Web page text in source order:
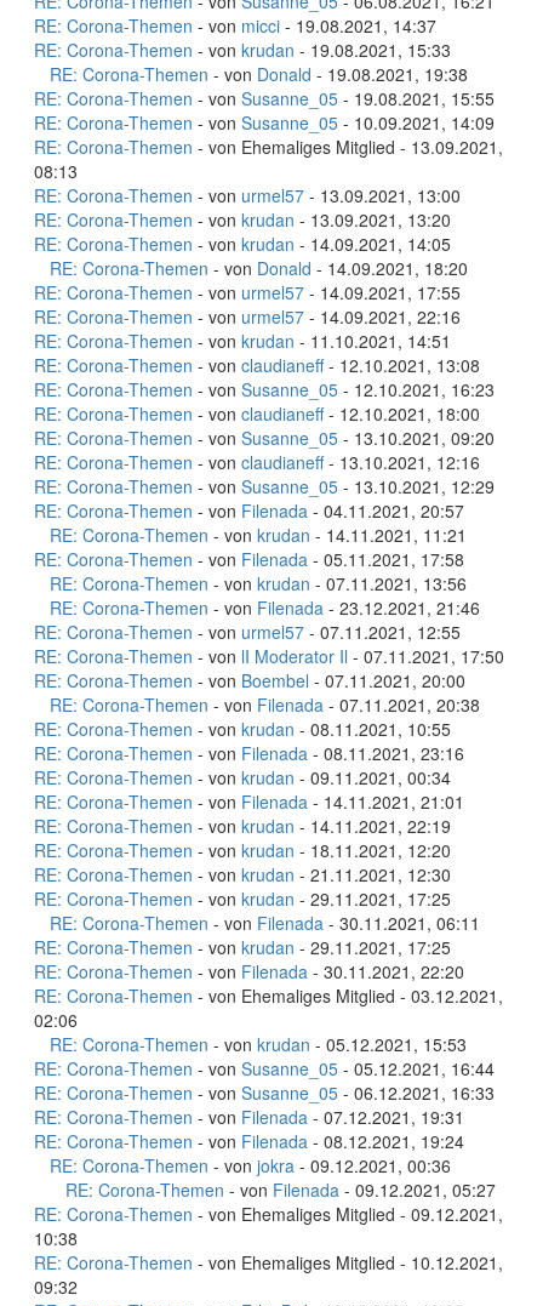
RE: Corona-Themen - von micci - 19.08.2021, 14:37
RE: Corona-Themen - von krudan - 19.08.2021, 15:33
RE: Corona-Themen - von Donald - 19.08.2021, 19:38
RE: Corona-Themen - von Susanne_05 - 19.08.2021, 15:55
RE: Corona-Themen - von Susanne_05 - 10.09.2021, 14:09
RE: Corona-Themen - von Ehemaliges Mitglied - 13.09.2021,
08:13
RE: Corona-Themen - von urmel57 - 13.09.2021, 13:00
RE: Corona-Themen - von krudan - 13.09.2021, 13:20
RE: Corona-Themen - von krudan - 14.09.2021, 14:05
RE: Corona-Themen - von Donald - 14.09.2021, 18:20
RE: Corona-Themen - von urmel57 - 14.09.2021, 17:55
RE: Corona-Themen - von urmel57 - 14.09.2021, 22:16
RE: Corona-Themen - von krudan - 11.10.2021, 14:51
RE: Corona-Themen - von claudianeff- 12.10.2021, 13:08
RE: Corona-Themen - von Susanne_05 - 12.10.2021, 16:23
RE: Corona-Themen - von claudianeff- 12.10.2021, 18:00
RE: Corona-Themen - von Susanne_05 - 13.10.2021, 09:20
RE: Corona-Themen - von claudianeff- 13.10.2021, 12:16
RE: Corona-Themen - von Susanne_05 - 13.10.2021, 12:29
RE: Corona-Themen - von Filenada - 04.11.2021, 20:57
RE: Corona-Themen - von krudan - 14.11.2021, 11:21
RE: Corona-Themen - von Filenada - 05.11.2021, 17:58
RE: Corona-Themen - von krudan - 07.11.2021, 13:56
RE: Corona-Themen - von Filenada - 23.12.2021, 21:46
RE: Corona-Themen - von urmel57 - 07.11.2021, 12:55
RE: Corona-Themen - von lI Moderator Il - 07.11.2021, 17:50
RE: Corona-Themen - von Boembel - 07.11.2021, 20:00
RE: Corona-Themen - von Filenada - 07.11.2021, 20:38
RE: Corona-Themen - von krudan - 08.11.2021, 10:55
RE: Corona-Themen - von Filenada - 08.11.2021, 23:16
RE: Corona-Themen - von krudan - 09.11.2021, 00:34
RE: Corona-Themen - von Filenada - 14.11.2021, 21:01
RE: Corona-Themen - von krudan - 14.11.2021, 22:19
RE: Corona-Themen - von krudan - 18.11.2021, 12:20
RE: Corona-Themen - von krudan - 21.11.2021, 12:30
RE: Corona-Themen - von krudan - 29.11.2021, 17:25
RE: Corona-Themen - von Filenada - 30.11.2021, 06:11
RE: Corona-Themen - von krudan - 29.11.2021, 17:25
RE: Corona-Themen - von Filenada - 30.11.2021, 22:20
RE: Corona-Themen - von Ehemaliges Mitglied - 03.12.2021,
02:06
RE: Corona-Themen - von krudan - 05.12.2021, 15:53
RE: Corona-Themen - von Susanne_05 - 05.12.2021, 16:44
RE: Corona-Themen - von Susanne_05 - 06.12.2021, 16:33
RE: Corona-Themen - von Filenada - 07.12.2021, 19:31
RE: Corona-Themen - von Filenada - 08.12.2021, 19:24
RE: Corona-Themen - von jokra - 09.12.2021, 00:36
RE: Corona-Themen - von Filenada - 09.12.2021, 05:27
RE: Corona-Themen - von Ehemaliges Mitglied - 09.12.2021,
10:38
RE: Corona-Themen - von Ehemaliges Mitglied - 10.12.2021,
09:32